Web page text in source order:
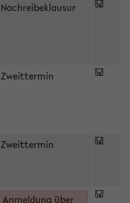
Nachreibeklausur
Zweittermin
Zweittermin
Anmeldung über